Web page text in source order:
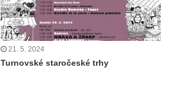
21. 5. 2024
Turnovské staročeské trhy